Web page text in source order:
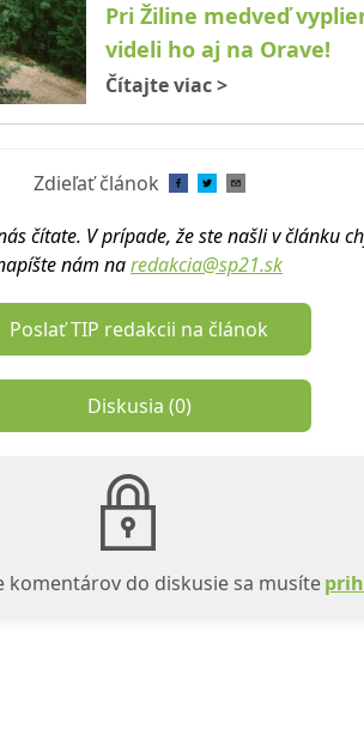
Pri Žiline medveď
videli ho aj na Orave!
Čítajte viac>
Zdieľať článok
čítate. V prípade, že ste našli v článku
nám naredakcia@sp21.sk
Poslať TIP redakcii na článok
Diskusia (0)
komentárov do diskusie sa musíte